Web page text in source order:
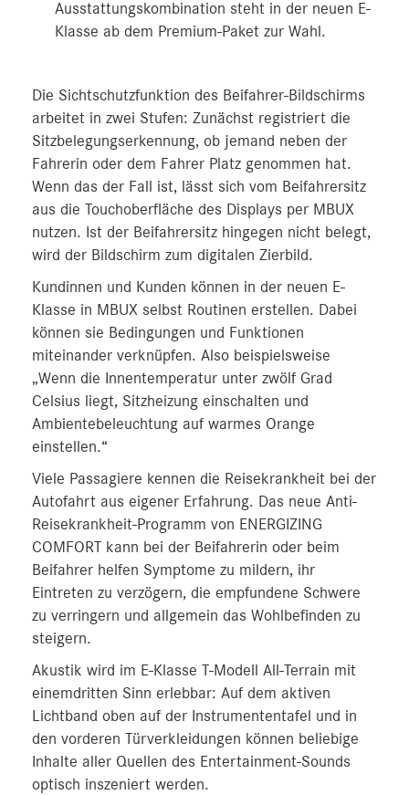
Ausstattungskombination steht in der neuen E-
Klasse ab dem Premium-Paket zur Wahl.
Die Sichtschutzfunktion des Beifahrer-Bildschirms
arbeitet in zwei Stufen: Zunächst registriert die
Sitzbelegungserkennung, ob jemand neben der
Fahrerin oder dem Fahrer Platz genommen hat.
Wenn das der Fall ist, lässt sich vom Beifahrersitz
aus die Touchoberfläche des Displays per MBUX
nutzen. Ist der Beifahrersitz hingegen nicht belegt,
wird der Bildschirm zum digitalen Zierbild.
Kundinnen und Kunden können in der neuen E-
Klasse in MBUX selbst Routinen erstellen. Dabei
können sie Bedingungen und Funktionen
miteinander verknüpfen. Also beispielsweise
„Wenn die Innentemperatur unter zwölf Grad
Celsius liegt, Sitzheizung einschalten und
Ambientebeleuchtung auf warmes Orange
einstellen.“
Viele Passagiere kennen die Reisekrankheit bei der
Autofahrt aus eigener Erfahrung. Das neue Anti-
Reisekrankheit-Programm von ENERGIZING
COMFORT kann bei der Beifahrerin oder beim
Beifahrer helfen Symptome zu mildern, ihr
Eintreten zu verzögern, die empfundene Schwere
zu verringern und allgemein das Wohlbefinden zu
steigern.
Akustik wird im E-Klasse T-Modell All-Terrain mit
einemdritten Sinn erlebbar: Auf dem aktiven
Lichtband oben auf der Instrumententafel und in
den vorderen Türverkleidungen können beliebige
Inhalte aller Quellen des Entertainment-Sounds
optisch inszeniert werden.